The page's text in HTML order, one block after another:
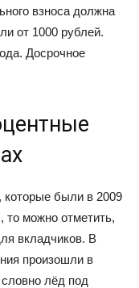
взноса должна
от 1000 рублей.
Досрочное
которые были в 2009
то можно отметить,
вкладчиков. В
произошли в
словно лёд под